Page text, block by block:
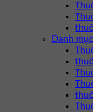
Danh